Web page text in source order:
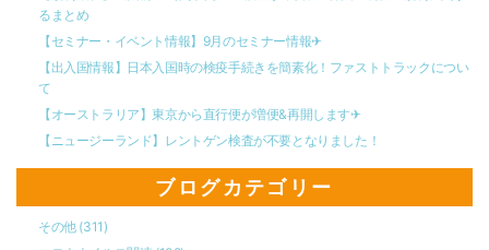
るまとめ
【セミナー・イベント情報】9月のセミナー情報✈︎
【出入国情報】日本入国時の検疫手続きを簡素化！ファストトラックについ
て
【オーストラリア】東京から直行便が増便&再開します✈︎
【ニュージーランド】レントゲン検査が不要となりました！
ブログカテゴリー
その他 (311)